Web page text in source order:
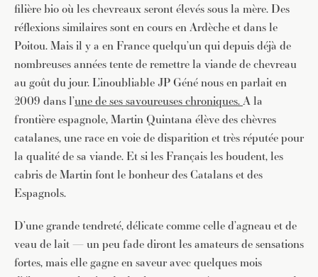
filière bio où les chevreaux seront élevés sous la mère. Des
réflexions similaires sont en cours en Ardèche et dans le
Poitou. Mais il y a en France quelqu’un qui depuis déjà de
nombreuses années tente de remettre la viande de chevreau
au goût du jour. L’inoubliable JP Géné nous en parlait en
2009 dans l’unede ses savoureuses chroniques.A la
frontière espagnole, Martin Quintana élève des chèvres
catalanes, une race en voie de disparition et très réputée pour
la qualité de sa viande. Et si les Français les boudent, les
cabris de Martin font le bonheur des Catalans et des
Espagnols.
D’une grande tendreté, délicate comme celle d’agneau et de
veau de lait — un peu fade diront les amateurs de sensations
fortes, mais elle gagne en saveur avec quelques mois